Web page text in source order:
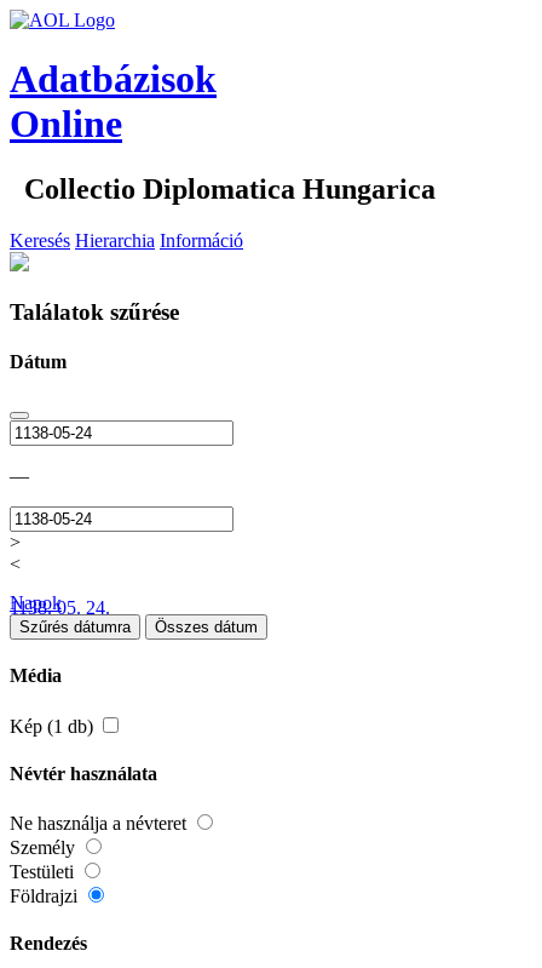
Adatbázisok
Online
Collectio Diplomatica Hungarica
Keresés Hierarchia Információ
Találatok szűrése
Dátum
—
>
<
1138. 05. 24.
Napok
Szűrés dátumra Összes dátum
Média
Kép (1 db)
Névtér használata
Ne használja a névteret
Személy
Testületi
Földrajzi
Rendezés